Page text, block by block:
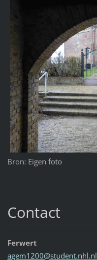
Bron: Eigen foto
Contact
Ferwert
agem1200@student.nhl.nl